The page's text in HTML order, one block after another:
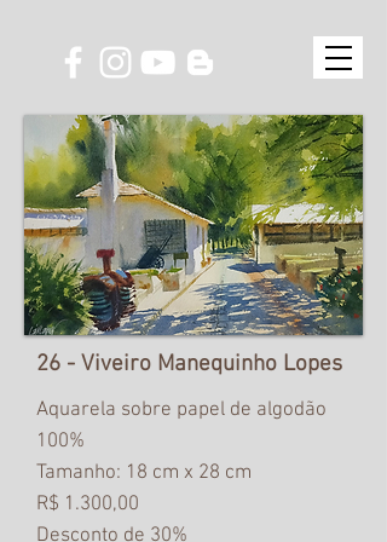
26 - Viveiro Manequinho Lopes
Aquarela sobre papel de algodão
100%
Tamanho: 18 cm x 28 cm
R$ 1.300,00
Desconto de 30%